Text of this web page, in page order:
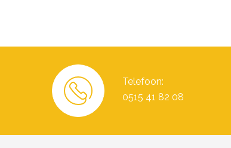
Telefoon:
0515 41 82 08